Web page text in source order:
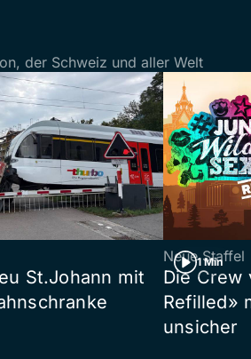
der Schweiz und aller Welt
St.Johann mit
1 Min
Neue Staffel
Die Crew
Refilled»
unsicher